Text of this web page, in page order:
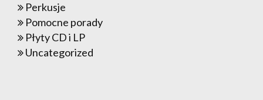
Perkusje
Pomocne porady
Płyty CD i LP
Uncategorized